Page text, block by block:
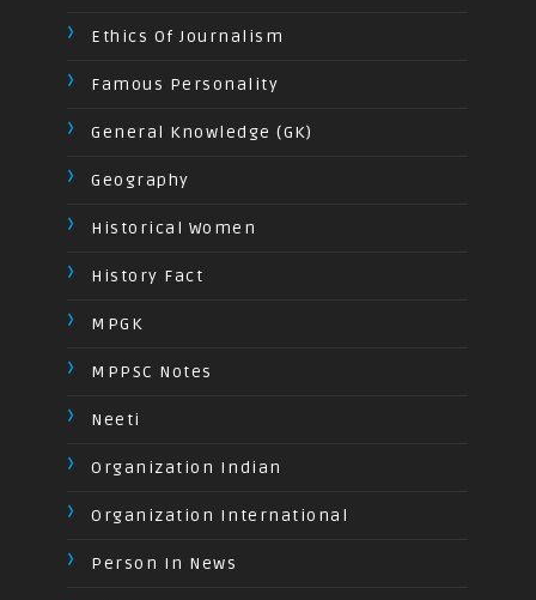
Ethics Of Journalism
Famous Personality
General Knowledge (GK)
Geography
Historical Women
History Fact
MPGK
MPPSC Notes
Neeti
Organization Indian
Organization International
Person In News